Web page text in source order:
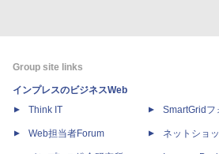
Group site links
インプレスのビジネスWeb
Think IT
Web担当者Forum
SmartGridフ
ネットショ